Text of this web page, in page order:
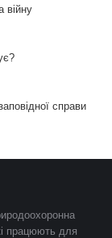
війну
справи
працюють для